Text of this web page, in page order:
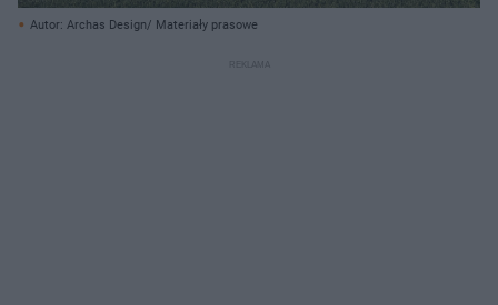
Autor: Archas Design/ Materiały prasowe